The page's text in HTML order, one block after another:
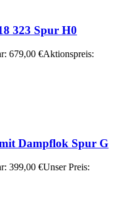
323 Spur H0
679,00 €Aktionspreis:
Dampflok Spur G
399,00 €Unser Preis: